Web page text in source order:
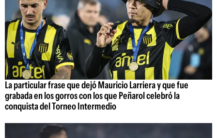
La particular frase que dejó Mauricio Larriera y que fue
grabada en los gorros con los que Peñarol celebró la
conquista del Torneo Intermedio